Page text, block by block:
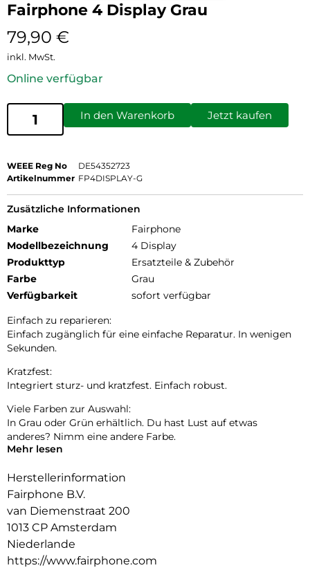
Fairphone 4 Display Grau
79,90 €
inkl. MwSt.
Online verfügbar
In den Warenkorb Jetzt kaufen
WEEE Reg No
DE54352723
Artikelnummer FP4DISPLAY-G
Zusätzliche Informationen
Marke
Fairphone
Modellbezeichnung
4 Display
Produkttyp
Ersatzteile & Zubehör
Farbe
Grau
Verfügbarkeit
sofort verfügbar
Einfach zu reparieren:
Einfach zugänglich für eine einfache Reparatur. In wenigen
Sekunden.
Kratzfest:
Integriert sturz- und kratzfest. Einfach robust.
Viele Farben zur Auswahl:
In Grau oder Grün erhältlich. Du hast Lust auf etwas
anderes? Nimm eine andere Farbe.
Wir haben den Anteil an recyceltem Magnesium im LCD-
Display erhöht.
Mehr lesen
Herstellerinformation
Fairphone B.V.
van Diemenstraat 200
1013 CP Amsterdam
Niederlande
https://www.fairphone.com